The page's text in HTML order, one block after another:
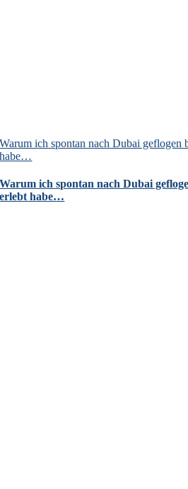
Warum ich spontan nach Dubai geflogen
habe…
Warum ich spontan nach Dubai
erlebt habe…